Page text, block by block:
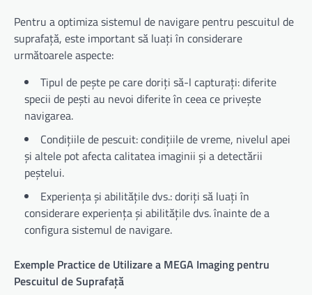
Pentru a optimiza sistemul de navigare pentru pescuitul de
suprafață, este important să luați în considerare
următoarele aspecte:
Tipul de pește pe care doriți să-l capturați: diferite
specii de pești au nevoi diferite în ceea ce privește
navigarea.
Condițiile de pescuit: condițiile de vreme, nivelul apei
și altele pot afecta calitatea imaginii și a detectării
peștelui.
Experiența și abilitățile dvs.: doriți să luați în
considerare experiența și abilitățile dvs. înainte de a
configura sistemul de navigare.
Exemple Practice de Utilizare a MEGA Imaging pentru
Pescuitul de Suprafață